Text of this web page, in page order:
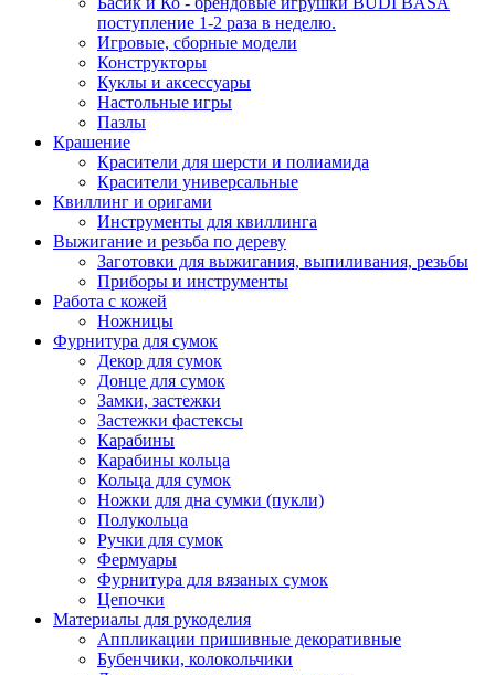
поступление 1-2 раза в неделю.
Игровые, сборные модели
Конструкторы
Куклы и аксессуары
Настольные игры
Пазлы
Крашение
Красители для шерсти и полиамида
Красители универсальные
Квиллинг и оригами
Инструменты для квиллинга
Выжигание и резьба по дереву
Заготовки для выжигания, выпиливания, резьбы
Приборы и инструменты
Работа с кожей
Ножницы
Фурнитура для сумок
Декор для сумок
Донце для сумок
Замки, застежки
Застежки фастексы
Карабины
Карабины кольца
Кольца для сумок
Ножки для дна сумки (пукли)
Полукольца
Ручки для сумок
Фермуары
Фурнитура для вязаных сумок
Цепочки
Материалы для рукоделия
Аппликации пришивные декоративные
Бубенчики, колокольчики